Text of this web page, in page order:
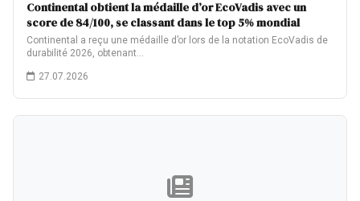
Continental obtient la médaille d’or EcoVadis avec un
score de 84/100, se classant dans le top 5% mondial
Continental a reçu une médaille d’or lors de la notation EcoVadis de
durabilité 2026, obtenant…
27.07.2026